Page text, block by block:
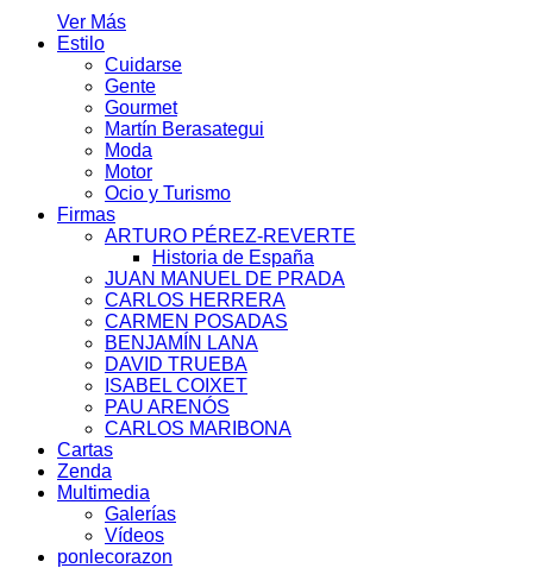
Ver Más
Estilo
Cuidarse
Gente
Gourmet
Martín Berasategui
Moda
Motor
Ocio y Turismo
Firmas
ARTURO PÉREZ-REVERTE
Historia de España
JUAN MANUEL DE PRADA
CARLOS HERRERA
CARMEN POSADAS
BENJAMÍN LANA
DAVID TRUEBA
ISABEL COIXET
PAU ARENÓS
CARLOS MARIBONA
Cartas
Zenda
Multimedia
Galerías
Vídeos
ponlecorazon